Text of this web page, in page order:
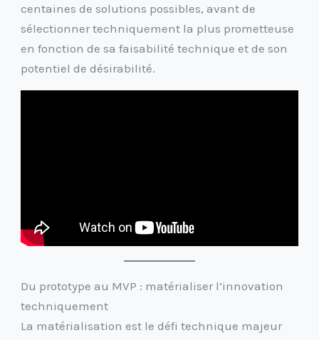
centaines de solutions possibles, avant de
sélectionner techniquement la plus prometteuse
en fonction de sa faisabilité technique et de son
potentiel de désirabilité.
Du prototype au MVP : matérialiser l’innovation
techniquement
La matérialisation est le défi technique majeur